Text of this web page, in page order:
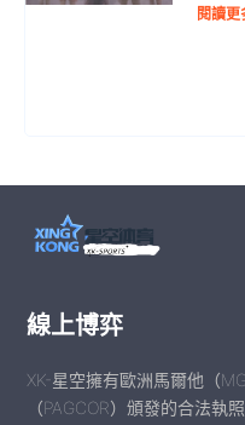
閱讀更
線上博弈
XK-星空擁有歐洲馬爾他（
（PAGCOR）頒發的合法執照